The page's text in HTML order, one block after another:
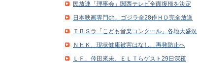
民放連「理事会」関西テレビ全面復帰を決定
日本映画専門ch、ゴジラ全28作ＨＤ完全放送
ＴＢＳラ「こども音楽コンクール」各地大盛況
ＮＨＫ、現状健康被害はなし、再発防止へ
ＬＦ、倖田來未、ＥＬＴらゲスト29日深夜